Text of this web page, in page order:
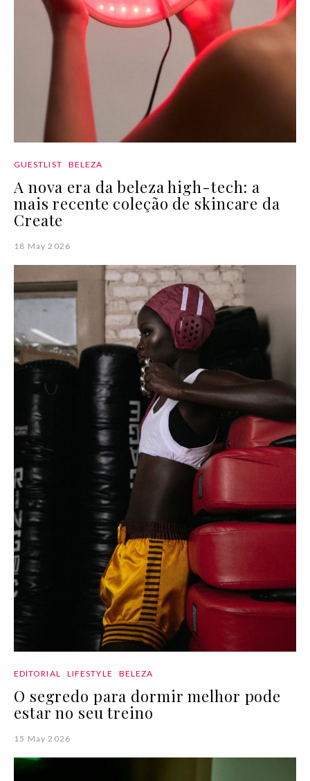
GUESTLIST BELEZA
A nova era da beleza high-tech: a
mais recente coleção de skincare da
Create
18 May 2026
EDITORIAL LIFESTYLE BELEZA
O segredo para dormir melhor pode
estar no seu treino
15 May 2026